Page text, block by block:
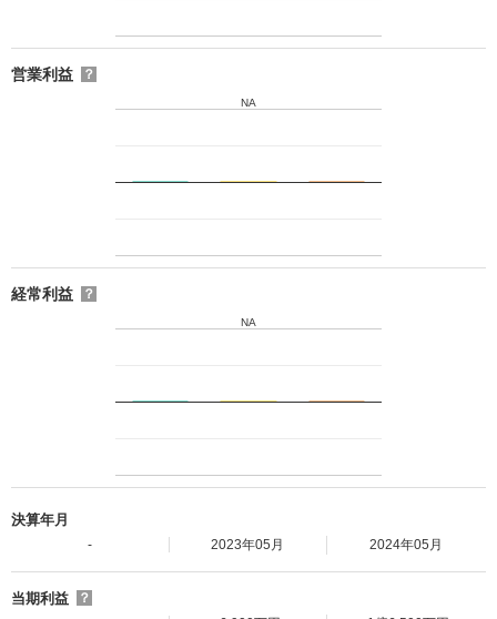
営業利益 ？
NA
経常利益 ？
NA
決算年月
- 2023年05月 2024年05月
当期利益
？